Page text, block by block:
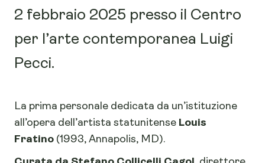
2 febbraio 2025 presso il Centro
per l’arte contemporanea Luigi
Pecci.
La prima personale dedicata da un’istituzione
all’opera dell’artista statunitense Louis
Fratino (1993, Annapolis, MD).